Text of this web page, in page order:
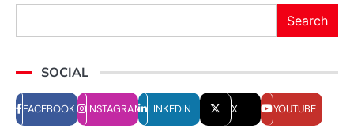
Search
SOCIAL
FACEBOOK INSTAGRAM LINKEDIN X YOUTUBE